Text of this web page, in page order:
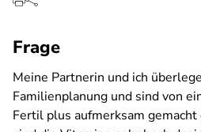
Frage
Meine Partnerin und ich
Familienplanung und sind von
Fertil plus aufmerksam